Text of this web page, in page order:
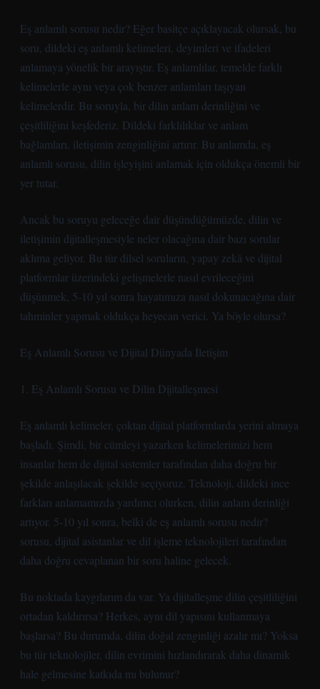
Eş anlamlı sorusu nedir? Eğer basitçe açıklayacak olursak, bu
soru, dildeki eş anlamlı kelimeleri, deyimleri ve ifadeleri
anlamaya yönelik bir arayıştır. Eş anlamlılar, temelde farklı
kelimelerle aynı veya çok benzer anlamları taşıyan
kelimelerdir. Bu soruyla, bir dilin anlam derinliğini ve
çeşitliliğini keşfederiz. Dildeki farklılıklar ve anlam
bağlamları, iletişimin zenginliğini artırır. Bu anlamda, eş
anlamlı sorusu, dilin işleyişini anlamak için oldukça önemli bir
yer tutar.
Ancak bu soruyu geleceğe dair düşündüğümüzde, dilin ve
iletişimin dijitalleşmesiyle neler olacağına dair bazı sorular
aklıma geliyor. Bu tür dilsel soruların, yapay zekâ ve dijital
platformlar üzerindeki gelişmelerle nasıl evrileceğini
düşünmek, 5-10 yıl sonra hayatımıza nasıl dokunacağına dair
tahminler yapmak oldukça heyecan verici. Ya böyle olursa?
Eş Anlamlı Sorusu ve Dijital Dünyada İletişim
1. Eş Anlamlı Sorusu ve Dilin Dijitalleşmesi
Eş anlamlı kelimeler, çoktan dijital platformlarda yerini almaya
başladı. Şimdi, bir cümleyi yazarken kelimelerimizi hem
insanlar hem de dijital sistemler tarafından daha doğru bir
şekilde anlaşılacak şekilde seçiyoruz. Teknoloji, dildeki ince
farkları anlamamızda yardımcı olurken, dilin anlam derinliği
artıyor. 5-10 yıl sonra, belki de eş anlamlı sorusu nedir?
sorusu, dijital asistanlar ve dil işleme teknolojileri tarafından
daha doğru cevaplanan bir soru haline gelecek.
Bu noktada kaygılarım da var. Ya dijitalleşme dilin çeşitliliğini
ortadan kaldırırsa? Herkes, aynı dil yapısını kullanmaya
başlarsa? Bu durumda, dilin doğal zenginliği azalır mı? Yoksa
bu tür teknolojiler, dilin evrimini hızlandırarak daha dinamik
hale gelmesine katkıda mı bulunur?